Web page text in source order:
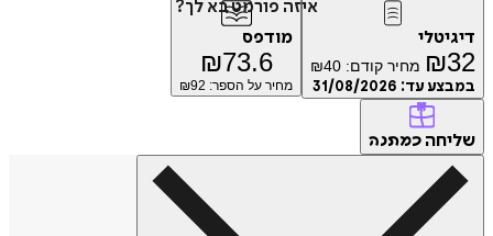
איזה פורמט בא לך?
דיגיטלי
₪32 מחיר קודם: ₪40
במבצע עד: 31/08/2026
מודפס
₪73.6
מחיר על הספר: ₪ 92
שליחה כמתנה